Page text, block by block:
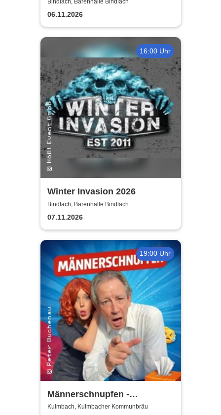
Bindlach, Bärenhalle Bindlach
06.11.2026
16:00 Uhr
Winter Invasion 2026
Bindlach, Bärenhalle Bindlach
07.11.2026
19:00 Uhr
Männerschnupfen -
Buchenau Comedy Tour
Kulmbach, Kulmbacher Kommunbräu